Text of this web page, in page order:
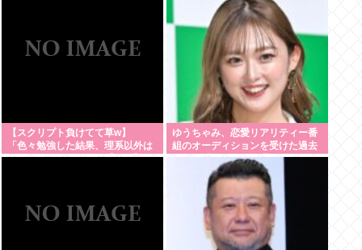
【スクリプト負けてて草w】
「色々勉強した結果、理系以外は
エラー品だと気付いた【ガチ】」
ゆうちゃみ、恋愛リアリティー番
組のオーディションを受けた過去
を激白「10回くらい落ちてるんで